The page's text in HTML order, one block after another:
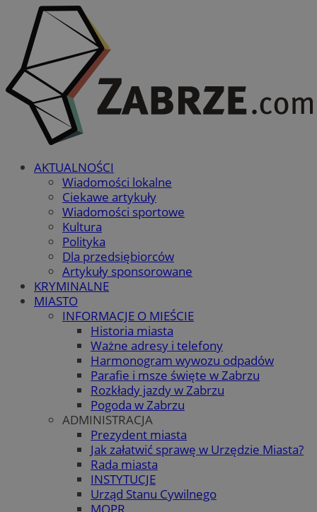
AKTUALNOŚCI
Wiadomości lokalne
Ciekawe artykuły
Wiadomości sportowe
Kultura
Polityka
Dla przedsiębiorców
Artykuły sponsorowane
KRYMINALNE
MIASTO
INFORMACJE O MIEŚCIE
Historia miasta
Ważne adresy i telefony
Harmonogram wywozu odpadów
Parafie i msze święte w Zabrzu
Rozkłady jazdy w Zabrzu
Pogoda w Zabrzu
ADMINISTRACJA
Prezydent miasta
Jak załatwić sprawę w Urzędzie Miasta?
Rada miasta
INSTYTUCJE
Urząd Stanu Cywilnego